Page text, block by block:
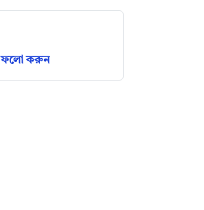
ফলো করুন